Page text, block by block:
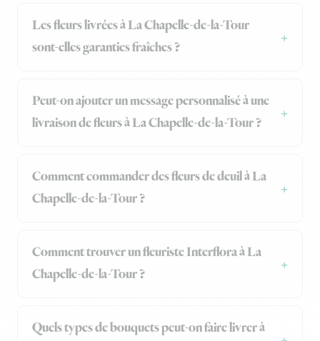
Les fleurs livrées à La Chapelle-de-la-Tour
sont-elles garanties fraîches ?
Peut-on ajouter un message personnalisé à une
livraison de fleurs à La Chapelle-de-la-Tour ?
Comment commander des fleurs de deuil à La
Chapelle-de-la-Tour ?
Comment trouver un fleuriste Interflora à La
Chapelle-de-la-Tour ?
Quels types de bouquets peut-on faire livrer à